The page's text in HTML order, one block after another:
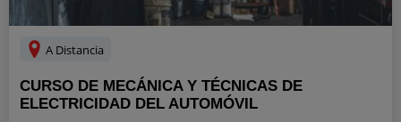
A Distancia
CURSO DE MECÁNICA Y TÉCNICAS DE
ELECTRICIDAD DEL AUTOMÓVIL